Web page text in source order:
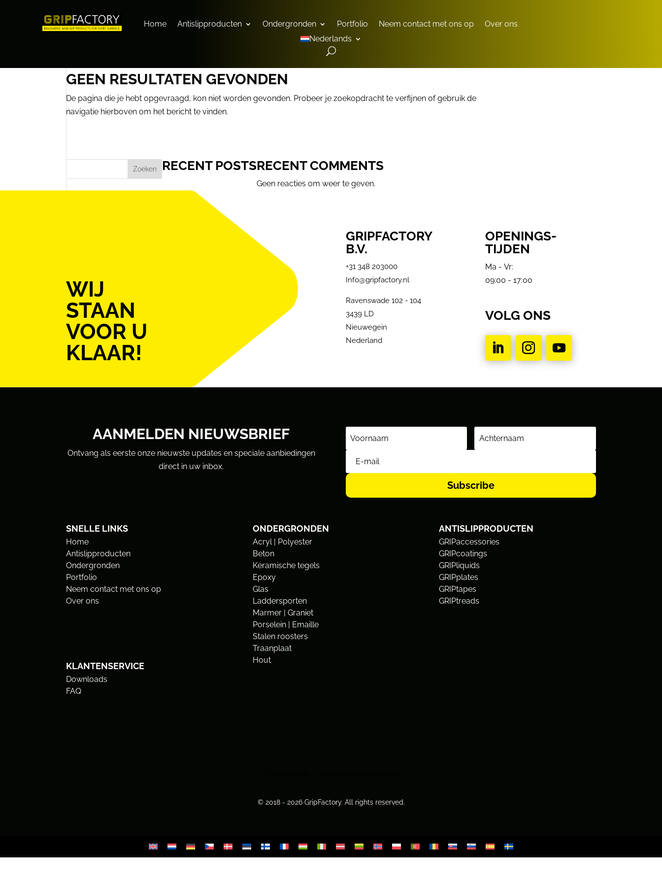
Home Antislipproducten Ondergronden Portfolio Neem contact met ons op
Over ons
Nederlands
GEEN RESULTATEN GEVONDEN
De pagina die je hebt opgevraagd, kon niet worden gevonden. Probeer je zoekopdracht te verfijnen of gebruik de
navigatie hierboven om het bericht te vinden.
Zoeken RECENT POSTSRECENT COMMENTS
Geen reacties om weer te geven.
WIJ
STAAN
VOOR U
KLAAR!
GRIPFACTORY
B.V.
+31 348 203000
Info@gripfactory.nl
Ravenswade 102 - 104
3439 LD
Nieuwegein
Nederland
OPENINGS-
TIJDEN
Ma - Vr:
09:00 - 17:00
VOLG ONS
AANMELDEN NIEUWSBRIEF
Ontvang als eerste onze nieuwste updates en speciale aanbiedingen
direct in uw inbox.
Subscribe
SNELLE LINKS
Home
Antislipproducten
Ondergronden
Portfolio
Neem contact met ons op
Over ons
KLANTENSERVICE
Downloads
FAQ
ONDERGRONDEN
Acryl | Polyester
Beton
Keramische tegels
Epoxy
Glas
Laddersporten
Marmer | Graniet
Porselein | Emaille
Stalen roosters
Traanplaat
Hout
ANTISLIPPRODUCTEN
GRIPaccessories
GRIPcoatings
GRIPliquids
GRIPplates
GRIPtapes
GRIPtreads
© 2018 - 2026 GripFactory. All rights reserved.